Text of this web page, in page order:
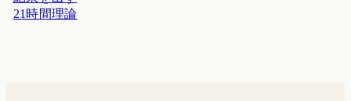
21時間理論